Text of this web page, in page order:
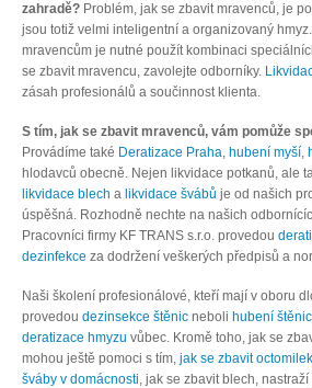
zahradě? Problém, jak se zbavit mravenců, je
jsou totiž velmi inteligentní a organizovaný
mravencům je nutné použít kombinaci
se zbavit mravencu, zavolejte odborníky.
zásah profesionálů a součinnost klienta.
S tím, jak se zbavit mravenců, vám pomůže
Provádíme také Deratizace Praha, hubení myší,
hlodavců obecně. Nejen likvidace potkanů, ale
likvidace blech a likvidace švábů je od našich
úspěšná. Rozhodně nechte na našich
Pracovníci firmy KF TRANS s.r.o. provedou
dezinfekce za dodržení veškerých předpisů a
Naši školení profesionálové, kteří mají v oboru
provedou dezinsekce štěnic neboli hubení štěnic
deratizace hmyzu vůbec. Kromě toho, jak se
mohou ještě pomoci s tím, jak se zbavit octomilek
šváby v domácnosti, jak se zbavit blech,